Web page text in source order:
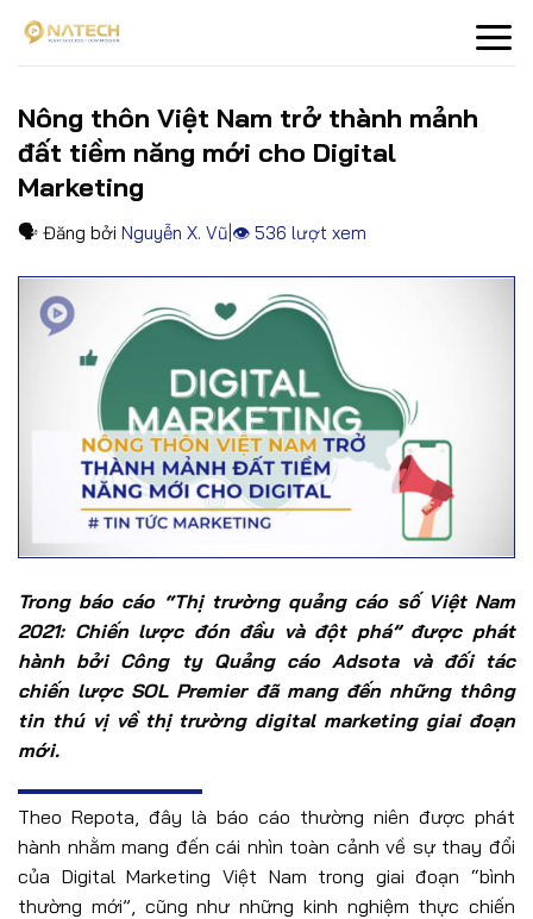
content
Nông thôn Việt Nam trở thành mảnh
đất tiềm năng mới cho Digital
Marketing
🗣 Đăng bởi Nguyễn X. Vũ ㅤ|ㅤ👁 536 lượt xem
Trong báo cáo “Thị trường quảng cáo số Việt Nam
2021: Chiến lược đón đầu và đột phá” được phát
hành bởi Công ty Quảng cáo Adsota và đối tác
chiến lược SOL Premier đã mang đến những thông
tin thú vị về thị trường digital marketing giai đoạn
mới.
Theo Repota, đây là báo cáo thường niên được phát
hành nhằm mang đến cái nhìn toàn cảnh về sự thay đổi
của Digital Marketing Việt Nam trong giai đoạn “bình
thường mới”, cũng như những kinh nghiệm thực chiến